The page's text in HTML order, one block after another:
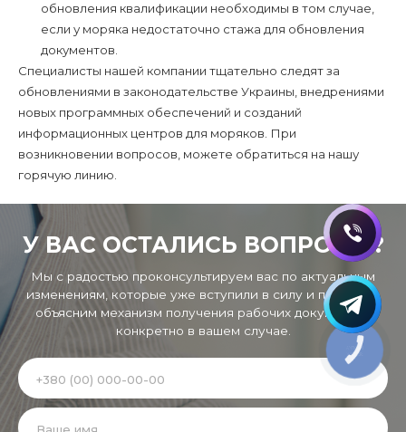
обновления квалификации необходимы в том случае,
если у моряка недостаточно стажа для обновления
документов.
Специалисты нашей компании тщательно следят за
обновлениями в законодательстве Украины, внедрениями
новых программных обеспечений и созданий
информационных центров для моряков. При
возникновении вопросов, можете обратиться на нашу
горячую линию.
У ВАС ОСТАЛИСЬ ВОПРОСЫ?
Мы с радостью проконсультируем вас по актуальным
изменениям, которые уже вступили в силу и подробно
объясним механизм получения рабочих документов
конкретно в вашем случае.
КНОПКА
ЗВ'ЯЗКУ